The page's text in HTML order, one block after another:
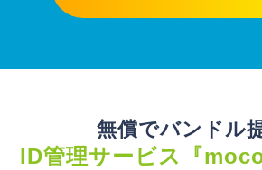
無償でバンドル
ID管理サービス『